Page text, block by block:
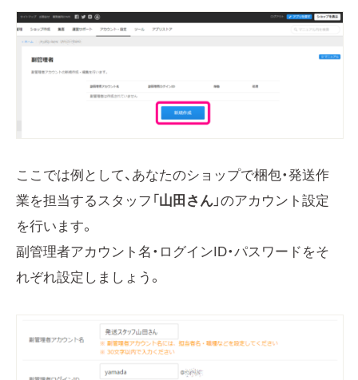
ここでは例として、あなたのショップで梱包・発送作
業を担当するスタッフ「 山田さん 」のアカウント設定
を行います。
副管理者アカウント名・ログインID・パスワードをそ
れぞれ設定しましょう。